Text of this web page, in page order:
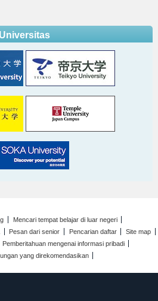
Universitas
Mencari tempat belajar di luar negeri
Pesan dari senior Pencarian daftar
Site map
Pemberitahuan mengenai informasi pribadi
yang direkomendasikan